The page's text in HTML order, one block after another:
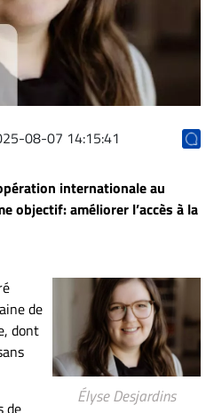
08-07 14:15:41
internationale au
objectif: améliorer l’accès à la
Élyse Desjardins
de
dont
de